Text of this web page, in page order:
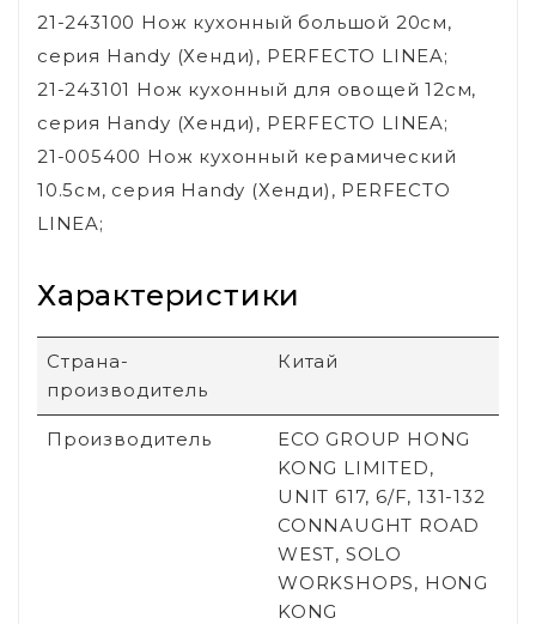
21-243100 Нож кухонный большой 20см,
серия Handy (Хенди), PERFECTO LINEA;
21-243101 Нож кухонный для овощей 12см,
серия Handy (Хенди), PERFECTO LINEA;
21-005400 Нож кухонный керамический
10.5см, серия Handy (Хенди), PERFECTO
LINEA;
Характеристики
Страна-
производитель
Китай
Производитель
ECO GROUP HONG
KONG LIMITED,
UNIT 617, 6/F, 131-132
CONNAUGHT ROAD
WEST, SOLO
WORKSHOPS, HONG
KONG